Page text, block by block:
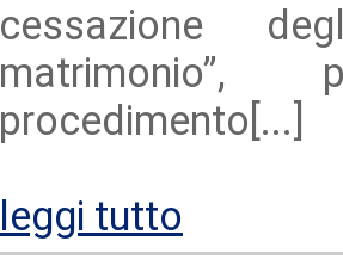
cessazione
procedimento[...]
leggi tutto